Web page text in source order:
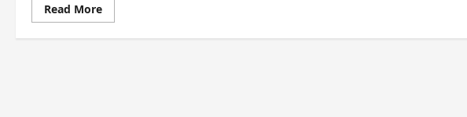
Read MoreRead
more
Jawatan